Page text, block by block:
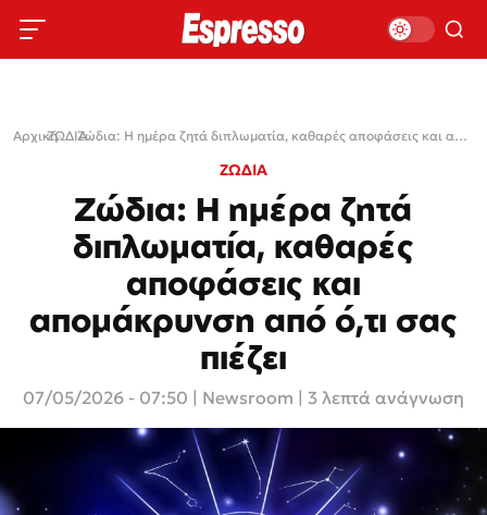
Αρχική›
ΖΩΔΙΑ› Ζώδια: Η ημέρα ζητά διπλωματία, καθαρές αποφάσεις και απομάκρυνση από ό,τι σας πιέζει
ΖΩΔΙΑ
Ζώδια: Η ημέρα ζητά
διπλωματία, καθαρές
αποφάσεις και
απομάκρυνση από ό,τι σας
πιέζει
07/05/2026 - 07:50 Newsroom | 3 λεπτά ανάγνωση